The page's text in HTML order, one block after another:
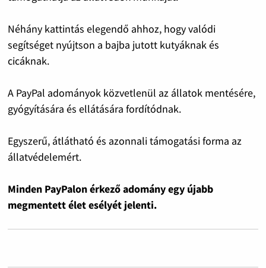
Néhány kattintás elegendő ahhoz, hogy valódi
segítséget nyújtson a bajba jutott kutyáknak és
cicáknak.
A PayPal adományok közvetlenül az állatok mentésére,
gyógyítására és ellátására fordítódnak.
Egyszerű, átlátható és azonnali támogatási forma az
állatvédelemért.
Minden PayPalon érkező adomány egy újabb
megmentett élet esélyét jelenti.